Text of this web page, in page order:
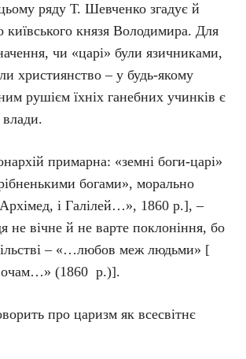
ряду Т. Шевченко згадує й
київського князя Володимира. Для
чи «царі» були язичниками,
християнство – у будь-якому
рушієм їхніх ганебних учинків є
влади.
примарна: «земні боги-царі»
богами», морально
і Галілей…», 1860 р.], –
не вічне й не варте поклоніння, бо
– «…любов меж людьми» [
(1860 р.)].
про царизм як всесвітнє